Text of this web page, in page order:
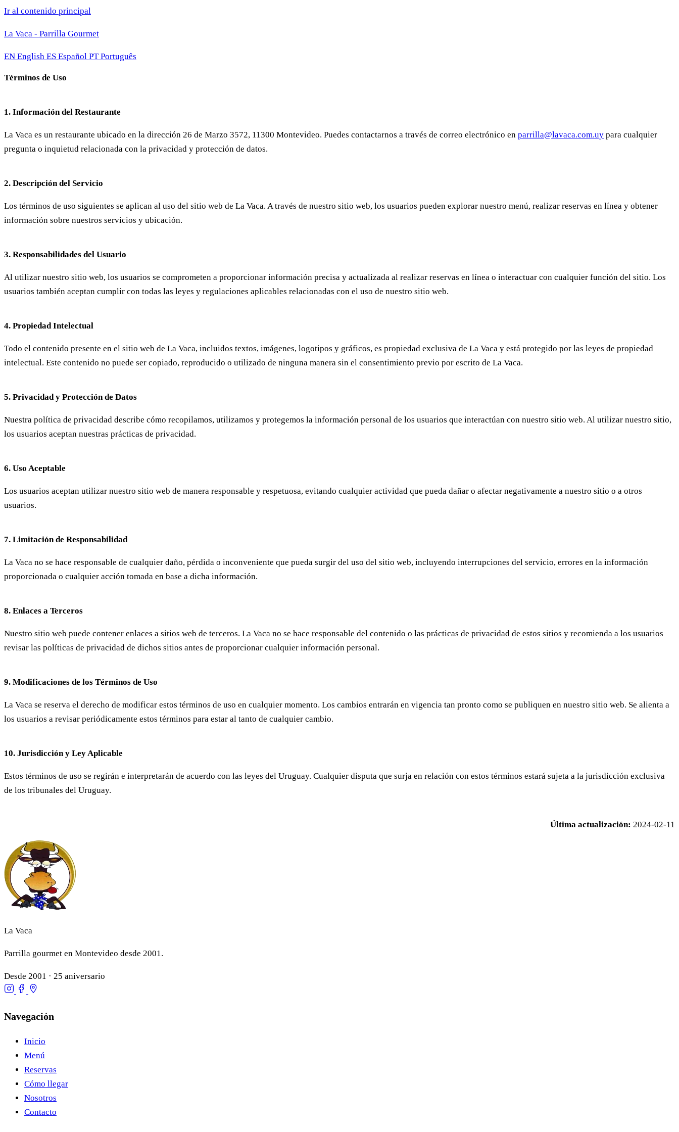
Ir al contenido principal
La Vaca - Parrilla Gourmet
EN English ES Español PTPortuguês
Términos de Uso
1. Información del Restaurante
La Vaca es un restaurante ubicado en la dirección 26 de Marzo 3572, 11300 Montevideo. Puedes contactarnos a través de correo electrónico en parrilla@lavaca.com.uy para cualquier
pregunta o inquietud relacionada con la privacidad y protección de datos.
2. Descripción del Servicio
Los términos de uso siguientes se aplican al uso del sitio web de La Vaca. A través de nuestro sitio web, los usuarios pueden explorar nuestro menú, realizar reservas en línea y obtener
información sobre nuestros servicios y ubicación.
3. Responsabilidades del Usuario
Al utilizar nuestro sitio web, los usuarios se comprometen a proporcionar información precisa y actualizada al realizar reservas en línea o interactuar con cualquier función del sitio. Los
usuarios también aceptan cumplir con todas las leyes y regulaciones aplicables relacionadas con el uso de nuestro sitio web.
4. Propiedad Intelectual
Todo el contenido presente en el sitio web de La Vaca, incluidos textos, imágenes, logotipos y gráficos, es propiedad exclusiva de La Vaca y está protegido por las leyes de propiedad
intelectual. Este contenido no puede ser copiado, reproducido o utilizado de ninguna manera sin el consentimiento previo por escrito de La Vaca.
5. Privacidad y Protección de Datos
Nuestra política de privacidad describe cómo recopilamos, utilizamos y protegemos la información personal de los usuarios que interactúan con nuestro sitio web. Al utilizar nuestro sitio,
los usuarios aceptan nuestras prácticas de privacidad.
6. Uso Aceptable
Los usuarios aceptan utilizar nuestro sitio web de manera responsable y respetuosa, evitando cualquier actividad que pueda dañar o afectar negativamente a nuestro sitio o a otros
usuarios.
7. Limitación de Responsabilidad
La Vaca no se hace responsable de cualquier daño, pérdida o inconveniente que pueda surgir del uso del sitio web, incluyendo interrupciones del servicio, errores en la información
proporcionada o cualquier acción tomada en base a dicha información.
8. Enlaces a Terceros
Nuestro sitio web puede contener enlaces a sitios web de terceros. La Vaca no se hace responsable del contenido o las prácticas de privacidad de estos sitios y recomienda a los usuarios
revisar las políticas de privacidad de dichos sitios antes de proporcionar cualquier información personal.
9. Modificaciones de los Términos de Uso
La Vaca se reserva el derecho de modificar estos términos de uso en cualquier momento. Los cambios entrarán en vigencia tan pronto como se publiquen en nuestro sitio web. Se alienta a
los usuarios a revisar periódicamente estos términos para estar al tanto de cualquier cambio.
10. Jurisdicción y Ley Aplicable
Estos términos de uso se regirán e interpretarán de acuerdo con las leyes del Uruguay. Cualquier disputa que surja en relación con estos términos estará sujeta a la jurisdicción exclusiva
de los tribunales del Uruguay.
Última actualización: 2024-02-11
La Vaca
Parrilla gourmet en Montevideo desde 2001.
Desde 2001 · 25 aniversario
Navegación
Inicio
Menú
Reservas
Cómo llegar
Nosotros
Contacto